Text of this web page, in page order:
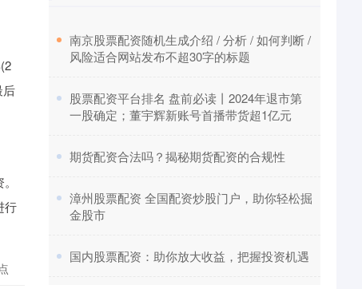
后
行
​南京股票配资随机生成介绍 / 分析 / 如何判断 /
风险适合网站发布不超30字的标题
​股票配资平台排名 盘前必读丨2024年退市第
一股确定；董宇辉新账号首播带货超1亿元
​期货配资合法吗？揭秘期货配资的合规性
​漳州股票配资 全国配资炒股门户，助你轻松掘
金股市
​国内股票配资：助你放大收益，把握投资机遇